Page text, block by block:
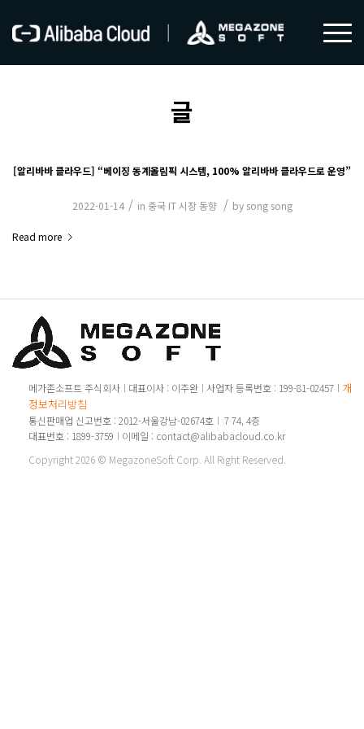
글
[알리바바 클라우드] “베이징 동계올림픽 시스템, 100% 알리바바 클라우드로 운영”
2022-01-14 / in 중국 IT 시장 동향 / by song song
Read more
메가존소프트 주식회사 대표이사 : 이주완 사업자 등록번호 : 199-81-02457
개인
정보처리방침
통신판매업 신고번호 : 2012-서울강남-02674호
7 74, 4층
대표번호 : 1899-3759
이메일 : contact@alibabacloud.co.kr
Copyright 2026 © MegazoneSoft Corp. All Right Reserved.